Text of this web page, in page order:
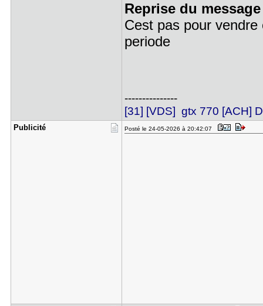
Reprise du
Cest pas pour
periode
---------------
[31] [VDS] gtx 770 [ACH]
Publicité Posté le 24-05-2026 à 20:42:07